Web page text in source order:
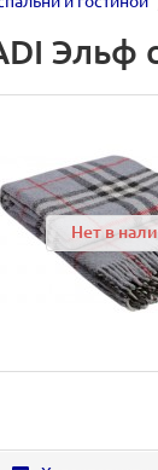
Эльф
Нет в